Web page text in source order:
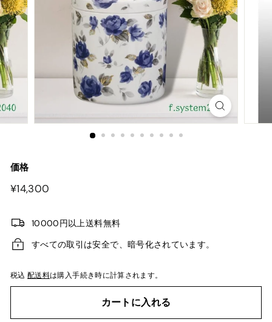
価格
¥14,300
10000円以上送料無料
すべての取引は安全で、暗号化されています。
税込配送料は購入手続き時に計算されます。
カートに入れる